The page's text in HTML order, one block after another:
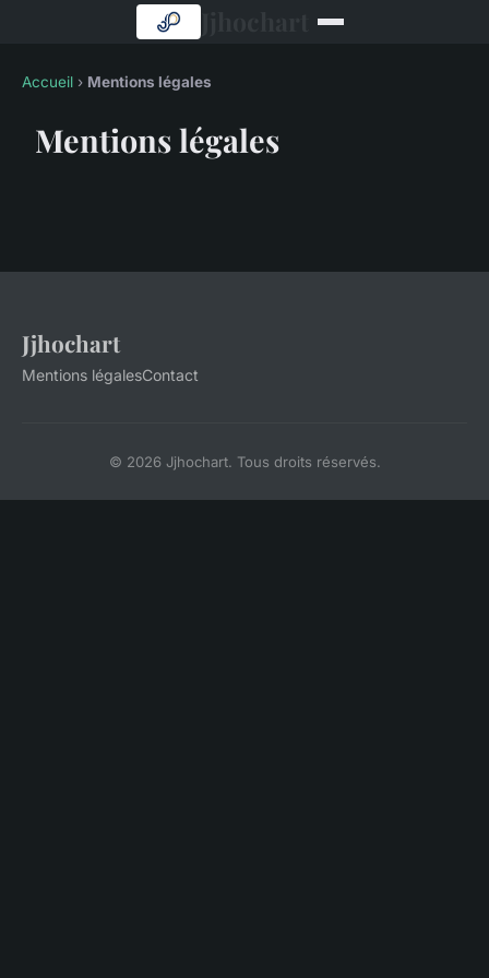
Accueil › Mentions légales
Mentions légales
Jjhochart
Mentions légalesContact
© 2026 Jjhochart. Tous droits réservés.